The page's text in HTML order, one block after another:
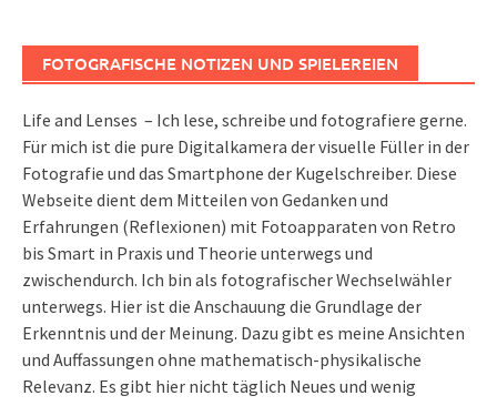
FOTOGRAFISCHE NOTIZEN UND SPIELEREIEN
Life and Lenses – Ich lese, schreibe und fotografiere gerne.
Für mich ist die pure Digitalkamera der visuelle Füller in der
Fotografie und das Smartphone der Kugelschreiber. Diese
Webseite dient dem Mitteilen von Gedanken und
Erfahrungen (Reflexionen) mit Fotoapparaten von Retro
bis Smart in Praxis und Theorie unterwegs und
zwischendurch. Ich bin als fotografischer Wechselwähler
unterwegs. Hier ist die Anschauung die Grundlage der
Erkenntnis und der Meinung. Dazu gibt es meine Ansichten
und Auffassungen ohne mathematisch-physikalische
Relevanz. Es gibt hier nicht täglich Neues und wenig